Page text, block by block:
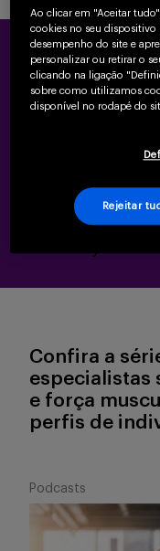
Solicite uma
consultor
Informe abaixo
dias e horários
Confira a
especialistas
e força
perfis de
Podcasts
Ao clicar em "Aceitar
cookies no seu dispositivo
desempenho do site e
personalizar ou retirar o
clicando na ligação
sobre como utilizamos
disponível no rodapé do
Rejeitar